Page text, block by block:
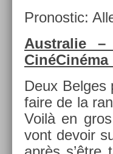
Pro­nos­tic:
Australie
Deux Be­lges
faire de la
Voilà en
vont de­voir